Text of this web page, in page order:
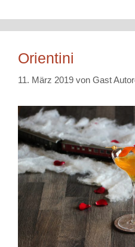
Orientini
11. März 2019 von Gast